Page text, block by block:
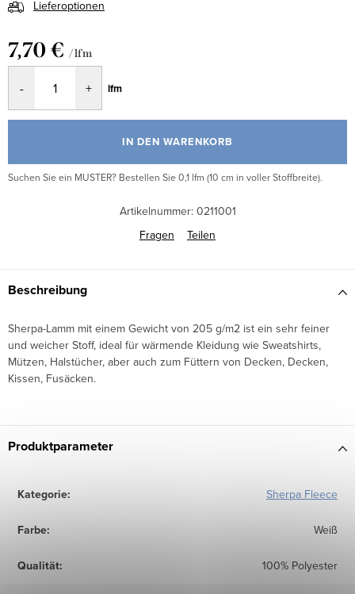
Lieferoptionen
7,70 € / lfm
lfm
IN DEN WARENKORB
Suchen Sie ein MUSTER? Bestellen Sie 0,1 lfm (10 cm in voller Stoffbreite).
Artikelnummer: 0211001
Fragen
Teilen
Beschreibung
Sherpa-Lamm mit einem Gewicht von 205 g/m2 ist ein sehr feiner
und weicher Stoff, ideal für wärmende Kleidung wie Sweatshirts,
Mützen, Halstücher, aber auch zum Füttern von Decken, Decken,
Kissen, Fusäcken.
Produktparameter
Kategorie: Sherpa Fleece
Farbe: Weiß
Qualität: 100% Polyester